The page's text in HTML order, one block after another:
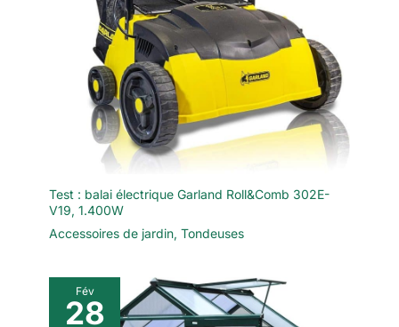
Test : balai électrique Garland Roll&Comb 302E-
V19, 1.400W
Accessoires de jardin, Tondeuses
Fév
28